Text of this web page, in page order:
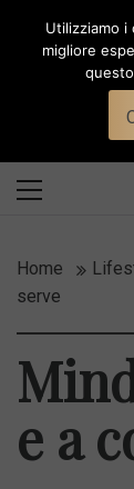
Toggle
Il magazine
Menu
Home
serve
e a
Utilizziamo
migliore